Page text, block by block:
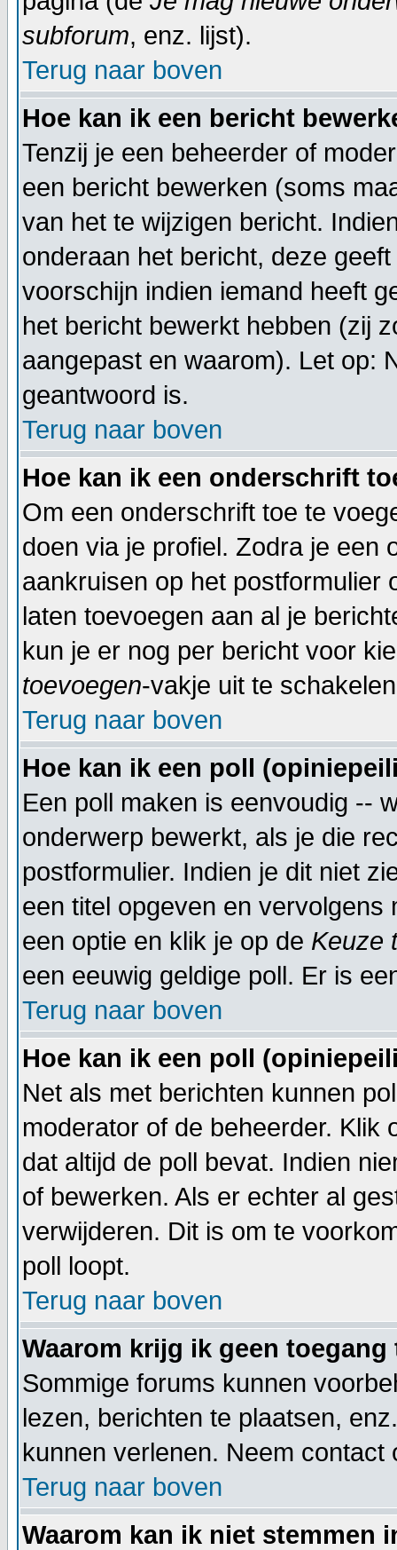
subforum, enz. lijst).
Terug naar boven
Hoe kan ik een bericht
Tenzij je een beheerder of
een bericht bewerken (soms
van het te wijzigen bericht.
onderaan het bericht, deze
voorschijn indien iemand heeft
het bericht bewerkt hebben (zij
aangepast en waarom). Let op:
geantwoord is.
Terug naar boven
Hoe kan ik een onderschrift
Om een onderschrift toe te
doen via je profiel. Zodra je
aankruisen op het postformulier
laten toevoegen aan al je
kun je er nog per bericht voor
toevoegen-vakje uit te
Terug naar boven
Hoe kan ik een poll
Een poll maken is eenvoudig --
onderwerp bewerkt, als je die
postformulier. Indien je dit niet
een titel opgeven en
een optie en klik je op de Keuze
een eeuwig geldige poll. Er is
Terug naar boven
Hoe kan ik een poll
Net als met berichten kunnen
moderator of de beheerder.
dat altijd de poll bevat. Indien
of bewerken. Als er echter al
verwijderen. Dit is om te
poll loopt.
Terug naar boven
Waarom krijg ik geen
Sommige forums kunnen
lezen, berichten te plaatsen,
kunnen verlenen. Neem contact
Terug naar boven
Waarom kan ik niet stemmen